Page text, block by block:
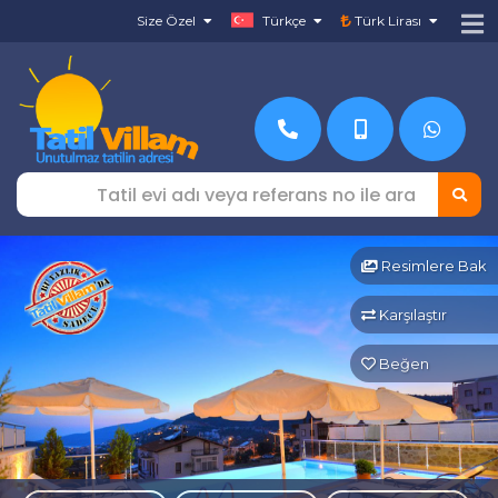
Size Özel Türkçe Türk Lirası
Resimlere Bak
Karşılaştır
Beğen